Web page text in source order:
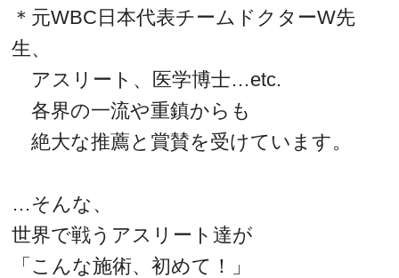
＊元WBC日本代表チームドクターW先
生、
アスリート、医学博士…etc.
各界の一流や重鎮からも
絶大な推薦と賞賛を受けています。
…そんな、
世界で戦うアスリート達が
「こんな施術、初めて！」